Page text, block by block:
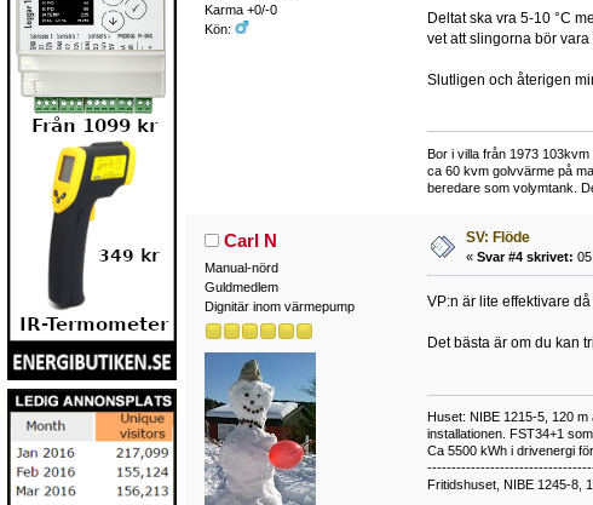
Karma +0/-0
Kön:
Deltat ska vra 5-10 °C
vet att slingorna bör
Slutligen och återigen
Bor i villa från 1973
ca 60 kvm golvvärme på
beredare som volymtank.
Carl N
Manual-nörd
Guldmedlem
Dignitär inom värmepump
SV: Flöde
« Svar #4 skrivet:
VP:n är lite effektivare
Det bästa är om du kan
Huset: NIBE 1215-5, 120
installationen. FST34+1
Ca 5500 kWh i drivenergi
Fritidshuset, NIBE 1245-8,